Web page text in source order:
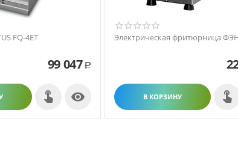
FQ-4ET
99 047 Р

Электрическая фритюрница
В КОРЗИНУ